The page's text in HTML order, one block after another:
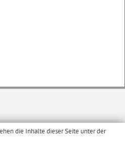
die Inhalte dieser Seite unter der